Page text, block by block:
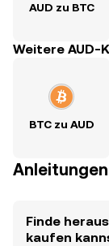
AUD zu BTC
Weitere AUD-
BTC zu AUD
Anleitungen
Finde
kaufen